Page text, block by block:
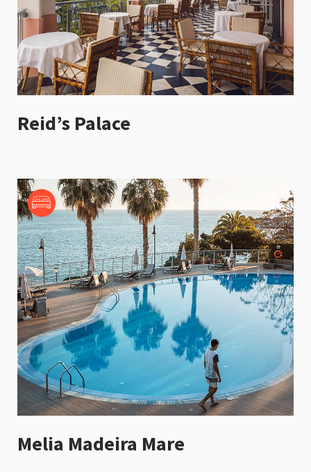
Reid’s Palace
Melia Madeira Mare